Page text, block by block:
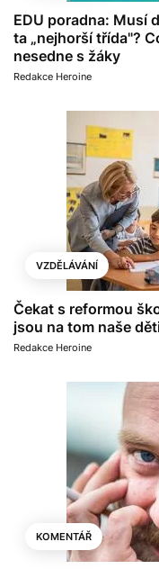
EDU poradna: Musí
ta „nejhorší třída"?
nesedne s žáky
Redakce Heroine
VZDĚLÁVÁNÍ
Čekat s reformou
jsou na tom naše
Redakce Heroine
KOMENTÁŘ